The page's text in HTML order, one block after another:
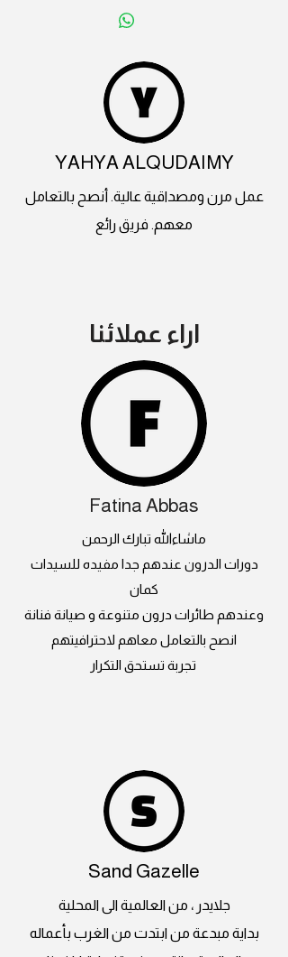
YAHYA ALQUDAIMY
عمل مرن ومصداقية عالية. أنصح بالتعامل
معهم. فريق رائع
اراء عملائنا
Fatina Abbas
ماشاءالله تبارك الرحمن
دورات الدرون عندهم جدا مفيده للسيدات
كمان
وعندهم طائرات درون متنوعة و صيانة فنانة
انصح بالتعامل معاهم لاحترافيتهم
Sand Gazelle
جلايدر ، من العالمية الى المحلية
بداية مبدعة من ابتدت من الغرب بأعماله